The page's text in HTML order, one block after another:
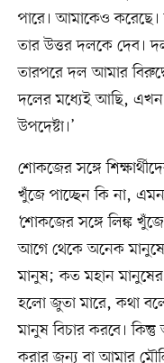
পারে। আমাকেও করেছে।
তার উত্তর দলকে দেব।
তারপরে দল আমার
দলের মধ্যেই আছি, এখন
উপদেষ্টা।’
শোকজের সঙ্গে
খুঁজে পাচ্ছেন কি না,
‘শোকজের সঙ্গে লিঙ্ক
আগে থেকে অনেক
মানুষ; কত মহান
হলো জুতা মারে, কথা
মানুষ বিচার করবে।
করার জন্য বা আমার